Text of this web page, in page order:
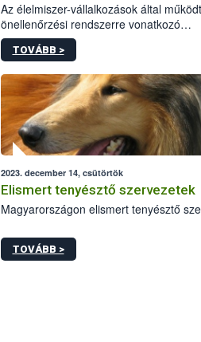
Az élelmiszer-vállalkozások által
önellenőrzési rendszerre vonatkozó
követelményekről szóló 28/2017. (V.
rendelet (a továbbiakban: rendelet) 2023
közép- és nagyvállalkozások
tevékenységében.
TOVÁBB >
2023. december 14, csütörtök
Elismert tenyésztő szervezetek
Magyarországon elismert tenyésztő
TOVÁBB >